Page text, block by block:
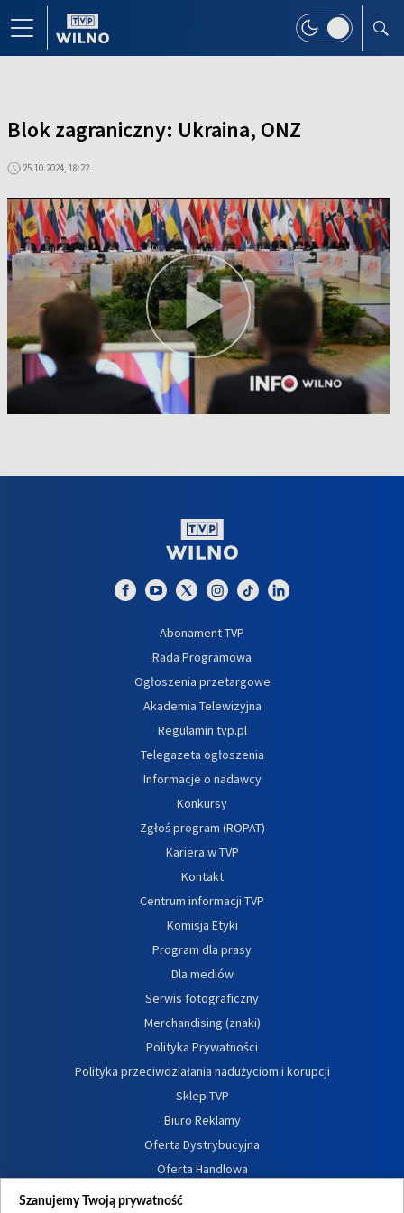
Blok zagraniczny: Ukraina, ONZ
25.10.2024, 18:22
Abonament TVP
Rada Programowa
Ogłoszenia przetargowe
Akademia Telewizyjna
Regulamin tvp.pl
Telegazeta ogłoszenia
Informacje o nadawcy
Konkursy
Zgłoś program (ROPAT)
Kariera w TVP
Kontakt
Centrum informacji TVP
Komisja Etyki
Program dla prasy
Dla mediów
Serwis fotograficzny
Merchandising (znaki)
Polityka Prywatności
Polityka przeciwdziałania nadużyciom i korupcji
Sklep TVP
Biuro Reklamy
Oferta Dystrybucyjna
Oferta Handlowa
Dostępność
Szanujemy Twoją prywatność